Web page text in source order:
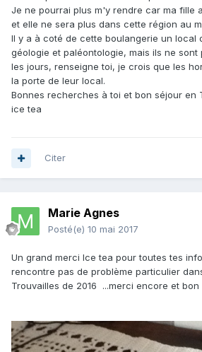
Je ne pourrai plus m'y rendre car ma fille
et elle ne sera plus dans cette région au
Il y a à coté de cette boulangerie un local
géologie et paléontologie, mais ils ne sont
les jours, renseigne toi, je crois que les
la porte de leur local.
Bonnes recherches à toi et bon séjour en
ice tea
Citer
Marie Agnes
Posté(e) 10 mai 2017
Un grand merci Ice tea pour toutes tes
rencontre pas de problème particulier
Trouvailles de 2016 ...merci encore et bon